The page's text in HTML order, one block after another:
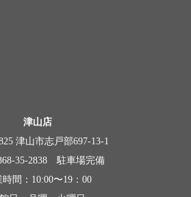
津山店
津山市志戸部697-13-1
35-2838 駐車場完備
時間：10:00〜19：00